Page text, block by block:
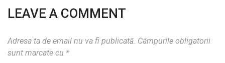
LEAVE A COMMENT
Adresa ta de email nu va fi publicată. Câmpurile obligatorii
sunt marcate cu *